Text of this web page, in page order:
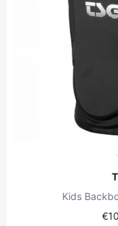
Kids